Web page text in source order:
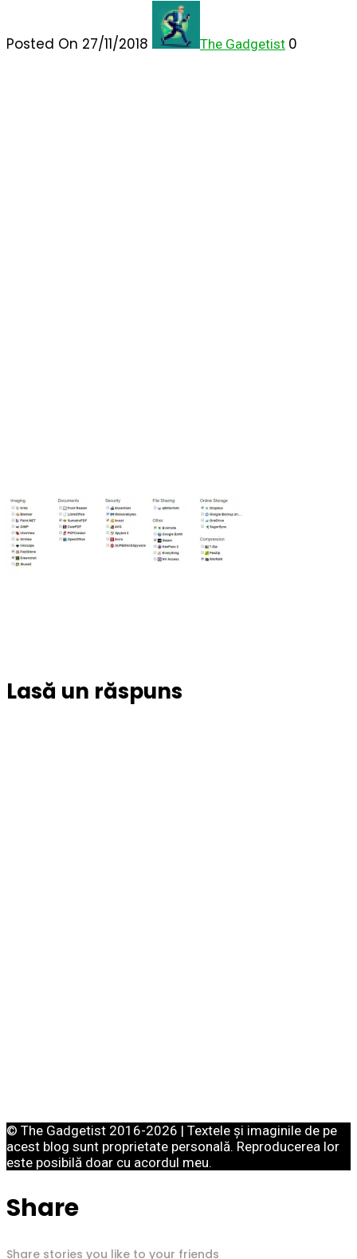
Posted On 27/11/2018 The Gadgetist 0
Lasă un răspuns
© The Gadgetist 2016-2026 | Textele și imaginile de pe
acest blog sunt proprietate personală. Reproducerea lor
este posibilă doar cu acordul meu.
Share
Share stories you like to your friends